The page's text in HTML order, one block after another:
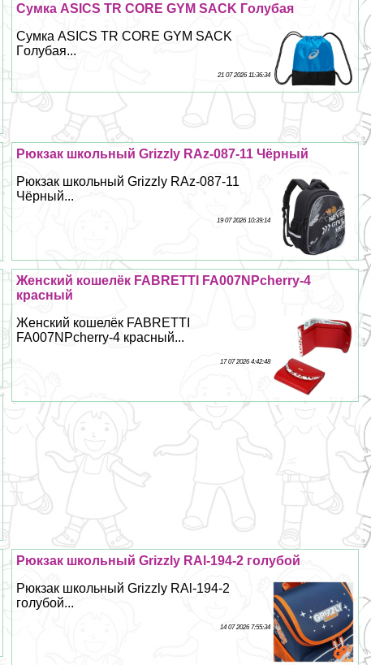
Сумка ASICS TR CORE GYM SACK Гoлyбая
Сумка ASICS TR CORE GYM SACK
Гoлyбая...
21 07 2026 11:36:34
Рюкзак школьный Grizzly RAz-087-11 Чёрный
Рюкзак школьный Grizzly RAz-087-11
Чёрный...
19 07 2026 10:39:14
Женский кошелёк FABRETTI FA007NPcherry-4
красный
Женский кошелёк FABRETTI
FA007NPcherry-4 красный...
17 07 2026 4:42:48
Рюкзак школьный Grizzly RAl-194-2 гoлyбой
Рюкзак школьный Grizzly RAl-194-2
гoлyбой...
14 07 2026 7:55:34